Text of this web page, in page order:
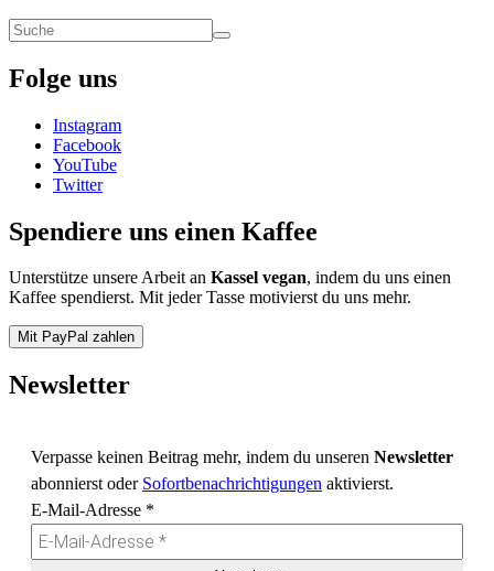
Folge uns
Instagram
Facebook
YouTube
Twitter
Spendiere uns einen Kaffee
Unterstütze unsere Arbeit an Kassel vegan, indem du uns einen
Kaffee spendierst. Mit jeder Tasse motivierst du uns mehr.
Mit PayPal zahlen
Newsletter
Verpasse keinen Beitrag mehr, indem du unseren Newsletter
abonnierst oder Sofortbenachrichtigungen aktivierst.
E-Mail-Adresse *